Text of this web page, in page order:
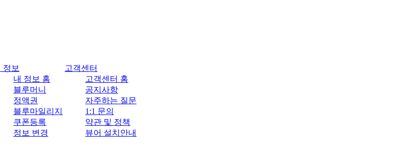
정보
내 정보 홈
블루머니
정액권
블루마일리지
쿠폰등록
정보 변경
고객센터
고객센터 홈
공지사항
자주하는 질문
1:1 문의
약관 및 정책
뷰어 설치안내